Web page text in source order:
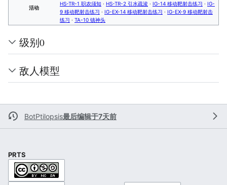
活动
HS-TR-1 职农须知 · HS-TR-2 引水疏浚 · IG-14 移动靶射击练习 · IG-
9 移动靶射击练习 · IG-EX-14 移动靶射击练习 · IG-EX-9 移动靶射击
练习 · TA-10 镇神头
级别0
敌人模型
BotPtilopsis最后编辑于7天前
PRTS